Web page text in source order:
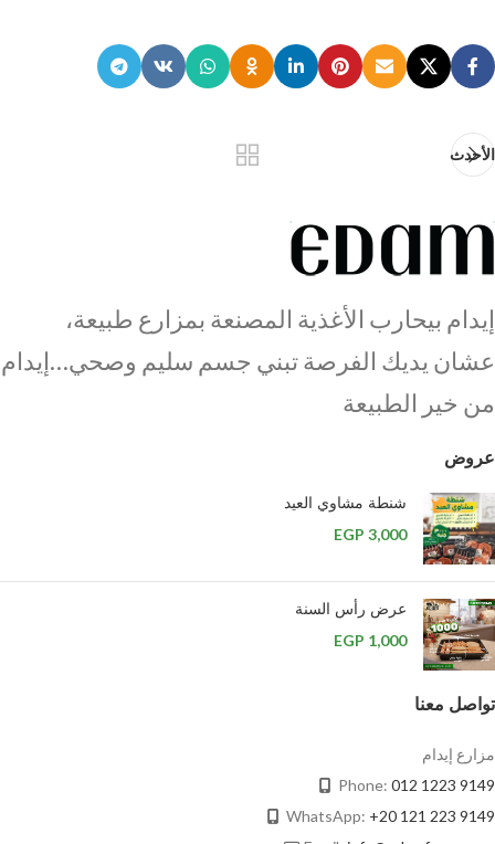
الأحدث
إيدام بيحارب الأغذية المصنعة بمزارع طبيعة،
عشان يديك الفرصة تبني جسم سليم وصحي…إيدام
من خير الطبيعة
عروض
شنطة مشاوي العيد
EGP 3,000
عرض رأس السنة
EGP 1,000
تواصل معنا
مزارع إيدام
Phone: 012 1223 9149
WhatsApp: +20 121 223 9149